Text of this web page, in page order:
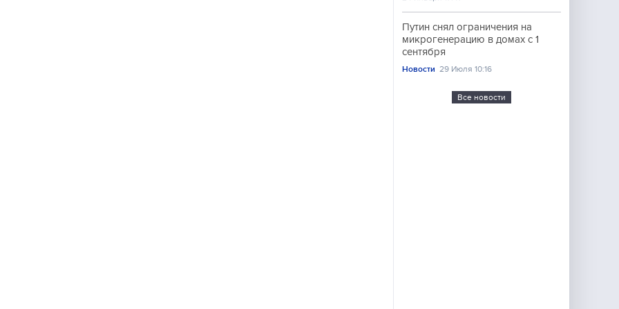
Путин снял ограничения на
микрогенерацию в домах с 1
сентября
Новости 29 Июля 10:16
Все новости